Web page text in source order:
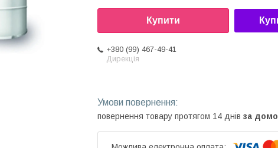
Купити
+380 (99) 467-49-41
Дирекція
повернення товару протягом 14 днів за